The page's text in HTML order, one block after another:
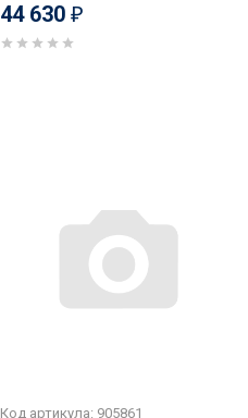
44 630 ₽
Код артикула: 905861